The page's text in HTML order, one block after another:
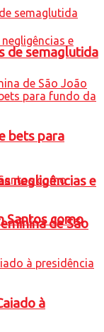
negligências e
de São
de semaglutida
bets para
Santos como
à